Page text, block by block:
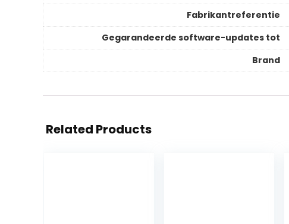
Fabrikantreferentie
Gegarandeerde software-updates tot
Brand
Related Products